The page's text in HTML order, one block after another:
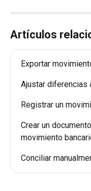
Artículos
Exportar
Ajustar diferencias
Registrar un
Crear un
movimiento
Conciliar